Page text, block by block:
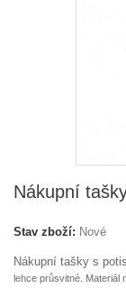
Nákupní
Stav zboží: Nové
Nákupní tašky s
lehce průsvitné. Materiál